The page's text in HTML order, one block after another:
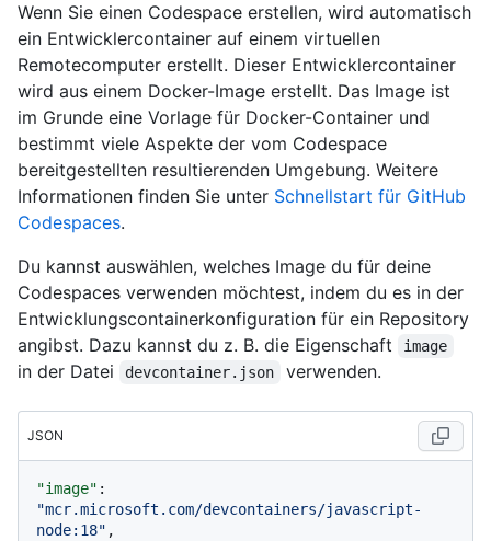
Wenn Sie einen Codespace erstellen, wird automatisch
ein Entwicklercontainer auf einem virtuellen
Remotecomputer erstellt. Dieser Entwicklercontainer
wird aus einem Docker-Image erstellt. Das Image ist
im Grunde eine Vorlage für Docker-Container und
bestimmt viele Aspekte der vom Codespace
bereitgestellten resultierenden Umgebung. Weitere
Informationen finden Sie unter Schnellstart für GitHub
Codespaces.
Du kannst auswählen, welches Image du für deine
Codespaces verwenden möchtest, indem du es in der
Entwicklungscontainerkonfiguration für ein Repository
angibst. Dazu kannst du z. B. die Eigenschaft
image
in der Datei devcontainer.json verwenden.
JSON
"image" :
"mcr.microsoft.com/devcontainers/javascript-
node:18" ,